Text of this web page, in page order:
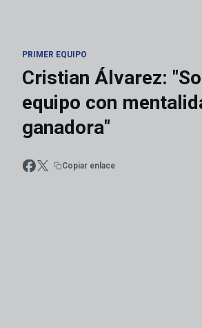
PRIMER EQUIPO
Cristian Álvarez:
equipo con
ganadora"
Copiar enlace